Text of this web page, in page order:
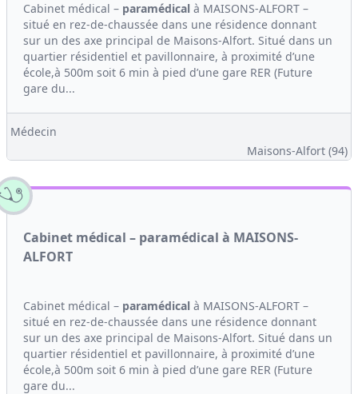
Cabinet médical – paramédical à MAISONS-ALFORT –
situé en rez-de-chaussée dans une résidence donnant
sur un des axe principal de Maisons-Alfort. Situé dans un
quartier résidentiel et pavillonnaire, à proximité d’une
école,à 500m soit 6 min à pied d’une gare RER (Future
gare du...
Médecin
Maisons-Alfort (94)
Cabinet médical – paramédical à MAISONS-
ALFORT
Cabinet médical – paramédical à MAISONS-ALFORT –
situé en rez-de-chaussée dans une résidence donnant
sur un des axe principal de Maisons-Alfort. Situé dans un
quartier résidentiel et pavillonnaire, à proximité d’une
école,à 500m soit 6 min à pied d’une gare RER (Future
gare du...